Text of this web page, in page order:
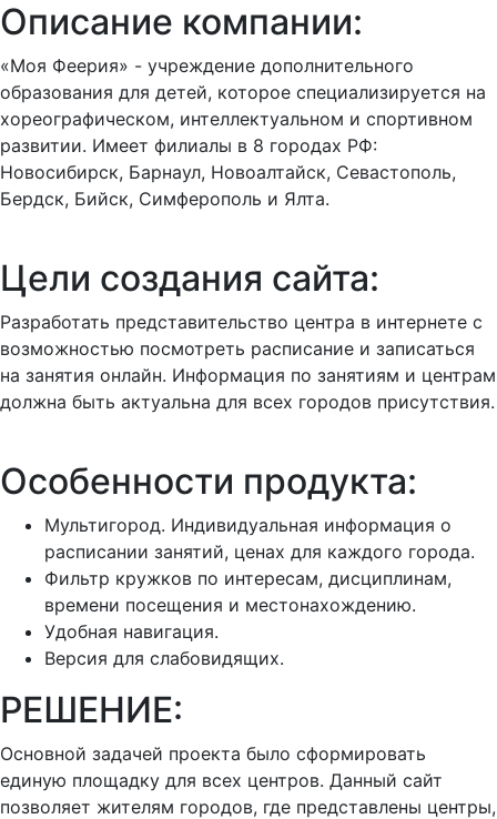
Описание компании:
«Моя Феерия» - учреждение дополнительного
образования для детей, которое специализируется на
хореографическом, интеллектуальном и спортивном
развитии. Имеет филиалы в 8 городах РФ:
Новосибирск, Барнаул, Новоалтайск, Севастополь,
Бердск, Бийск, Симферополь и Ялта.
Цели создания сайта:
Разработать представительство центра в интернете с
возможностью посмотреть расписание и записаться
на занятия онлайн. Информация по занятиям и центрам
должна быть актуальна для всех городов присутствия.
Особенности продукта:
Мультигород. Индивидуальная информация о
расписании занятий, ценах для каждого города.
Фильтр кружков по интересам, дисциплинам,
времени посещения и местонахождению.
Удобная навигация.
Версия для слабовидящих.
РЕШЕНИЕ:
Основной задачей проекта было сформировать
единую площадку для всех центров. Данный сайт
позволяет жителям городов, где представлены центры,